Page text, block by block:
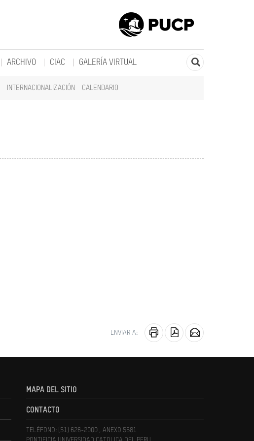
INTERNACIONALIZACIÓN CALENDARIO
ARCHIVO CIAC GALERÍA VIRTUAL
ENVIAR A:
MAPA DEL SITIO
CONTACTO
TELÉFONO: (51) 626-2000 , ANEXO 5581